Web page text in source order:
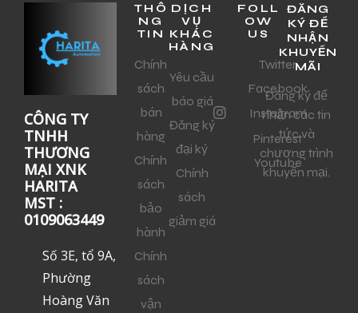
CÔNG TY
TNHH
THƯƠNG
MẠI XNK
HARITA
MST :
0109063449
Số 3E, tổ 9A,
Phường
Hoàng Văn
THÔ
NG
TIN
Chính
sách
bán
hàng
Chính
sách
bảo
hành
Chính
sách
vận
DỊCH
VỤ
KHÁC
HÀNG
Yêu cầu
báo giá
Đăng ký
đại ký
Chính
sách
giảm giá
FOLL
OW
US
Twitter
Facebook
Instagram
Pinterest
Youtube
ĐĂNG
KÝ ĐỂ
NHẬN
KHUYẾN
MÃI
Đăng ký để
nhận các tin
tức và
chương trình
khuyến mại.